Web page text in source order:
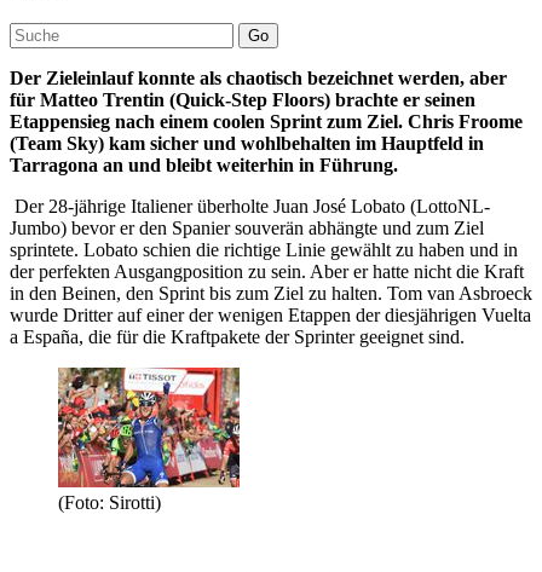
Go
Der Zieleinlauf konnte als chaotisch bezeichnet werden, aber
für Matteo Trentin (Quick-Step Floors) brachte er seinen
Etappensieg nach einem coolen Sprint zum Ziel. Chris Froome
(Team Sky) kam sicher und wohlbehalten im Hauptfeld in
Tarragona an und bleibt weiterhin in Führung.
Der 28-jährige Italiener überholte Juan José Lobato (LottoNL-
Jumbo) bevor er den Spanier souverän abhängte und zum Ziel
sprintete. Lobato schien die richtige Linie gewählt zu haben und in
der perfekten Ausgangposition zu sein. Aber er hatte nicht die Kraft
in den Beinen, den Sprint bis zum Ziel zu halten. Tom van Asbroeck
wurde Dritter auf einer der wenigen Etappen der diesjährigen Vuelta
a España, die für die Kraftpakete der Sprinter geeignet sind.
(Foto: Sirotti)